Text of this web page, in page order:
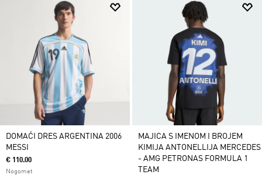
DOMAĆI DRES ARGENTINA 2006
MESSI
€ 110.00
Nogomet
MAJICA S IMENOM I BROJEM
KIMIJA ANTONELLIJA MERCEDES
- AMG PETRONAS FORMULA 1
TEAM